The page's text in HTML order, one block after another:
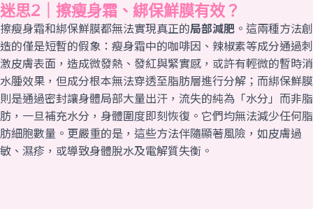
迷思2｜擦瘦身霜、綁保鮮膜有效？
擦瘦身霜和綁保鮮膜都無法實現真正的局部減肥 。這兩種方法創
造的僅是短暫的假象：瘦身霜中的咖啡因、辣椒素等成分通過刺
激皮膚表面，造成微發熱、發紅與緊實感，或許有輕微的暫時消
水腫效果，但成分根本無法穿透至脂肪層進行分解；而綁保鮮膜
則是通過密封讓身體局部大量出汗，流失的純為「水分」而非脂
肪，一旦補充水分，身體圍度即刻恢復。它們均無法減少任何脂
肪細胞數量。更嚴重的是，這些方法伴隨顯著風險，如皮膚過
敏、濕疹，或導致身體脫水及電解質失衡。